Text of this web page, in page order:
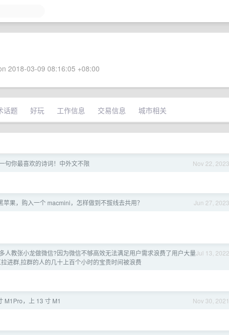
2018-03-09 08:16:05 +08:00
话题 好玩 工作信息 交易信息 城市相关
Nov 22, 2023
句你最喜欢的诗词！中外文不限
Jun 27, 2023
苹果，购入一个 macmini，怎样做到不拔线去共用？
Jul 13, 2022
人教张小龙做微信?因为微信不够高效无法满足用户需求浪费了用户大量
进群,拉群的人的几十上百个小时的宝贵时间被浪费
Nov 30, 2021
M1Pro，上 13 寸 M1